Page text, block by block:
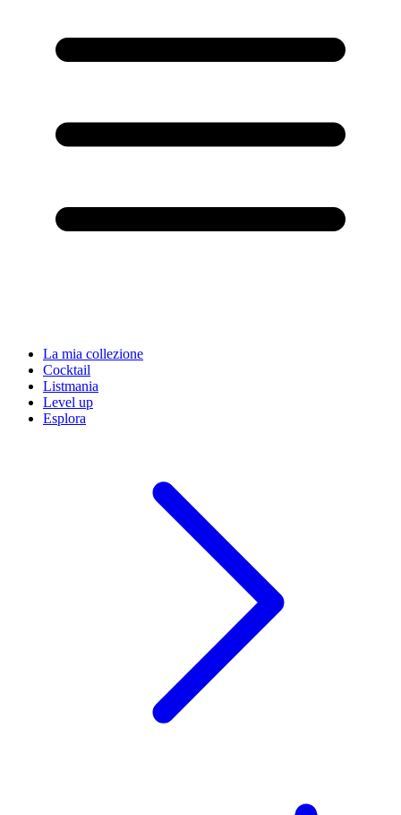
La mia collezione
Cocktail
Listmania
Level up
Esplora